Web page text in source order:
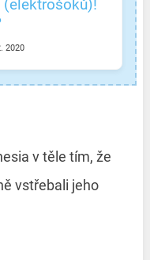
2020
v těle tím, že
vstřebali jeho